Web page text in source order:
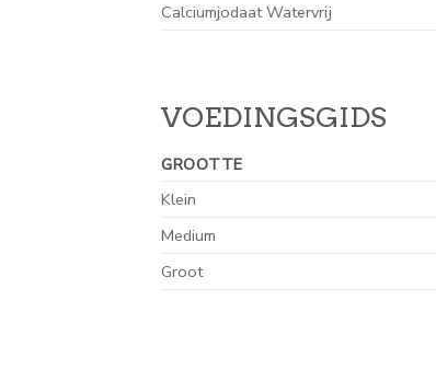
Calciumjodaat Watervrij
VOEDINGSGIDS
GROOTTE
Klein
Medium
Groot